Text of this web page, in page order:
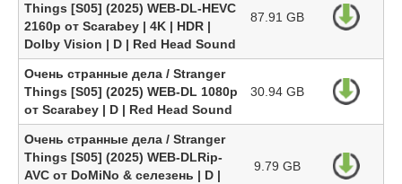
Things [S05] (2025) WEB-DL-HEVC
2160p от Scarabey | 4K | HDR |
Dolby Vision | D | Red Head Sound
87.91 GB
Очень странные дела / Stranger
Things [S05] (2025) WEB-DL 1080p
от Scarabey | D | Red Head Sound
30.94 GB
Очень странные дела / Stranger
Things [S05] (2025) WEB-DLRip-
AVC от DoMiNo & селезень | D |
9.79 GB